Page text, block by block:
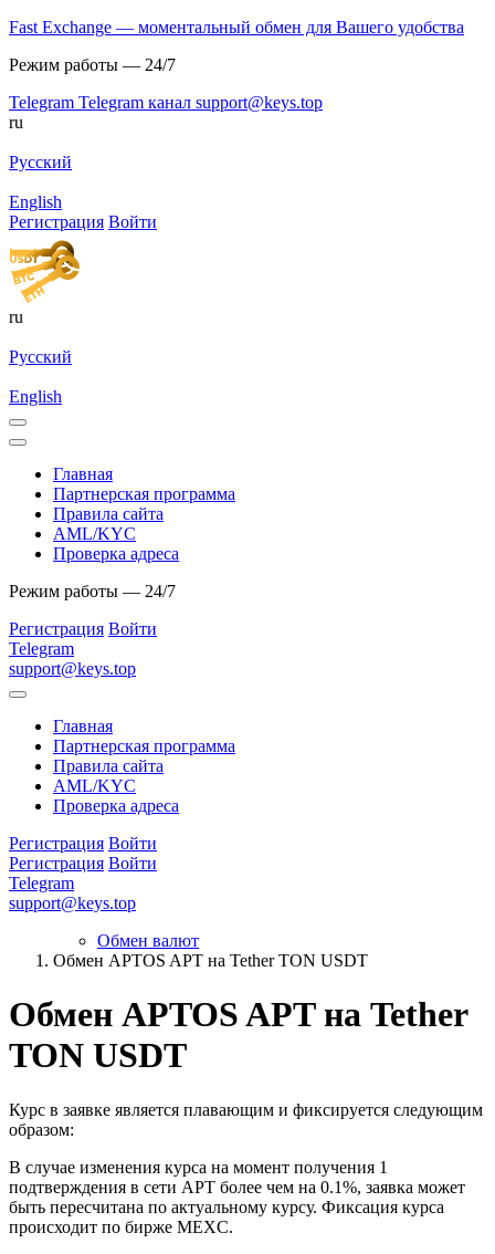
Fast Exchange — моментальный обмен для Вашего удобства
Режим работы — 24/7
Telegram Telegram канал support@keys.top
ru
Русский
English
Регистрация Войти
ru
Русский
English
Главная
Партнерская программа
Правила сайта
AML/KYC
Проверка адреса
Режим работы — 24/7
Регистрация Войти
Telegram
support@keys.top
Главная
Партнерская программа
Правила сайта
AML/KYC
Проверка адреса
Регистрация Войти
Регистрация Войти
Telegram
support@keys.top
Обмен валют
Обмен APTOS APT на Tether TON USDT
Обмен APTOS APT на Tether
TON USDT
Курс в заявке является плавающим и фиксируется следующим
образом:
В случае изменения курса на момент получения 1
подтверждения в сети APT более чем на 0.1%, заявка может
быть пересчитана по актуальному курсу. Фиксация курса
происходит по бирже MEXC.